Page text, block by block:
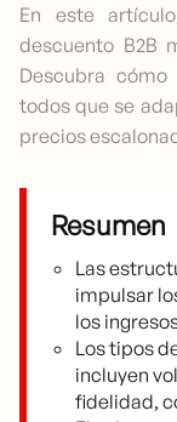
En este
descuento B2B
Descubra
todos que se
precios
Resumen
Las
impulsar
los
Los tipos
incluyen
fidelidad,